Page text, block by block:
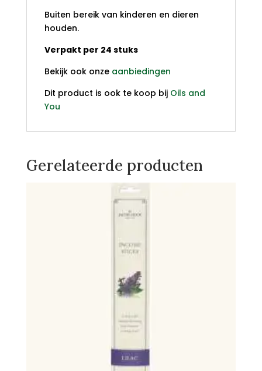
Buiten bereik van kinderen en dieren
houden.
Verpakt per 24 stuks
Bekijk ook onze aanbiedingen
Dit product is ook te koop bij Oils and
You
Gerelateerde producten